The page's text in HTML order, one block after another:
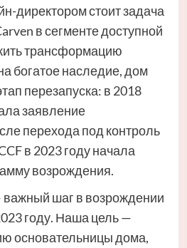
директором стоит задача
в сегменте доступной
трансформацию
богатое наследие, дом
перезапуска: в 2018
заявление
перехода под контроль
в 2023 году начала
возрождения.
шаг в возрождении
году. Наша цель —
основательницы дома,